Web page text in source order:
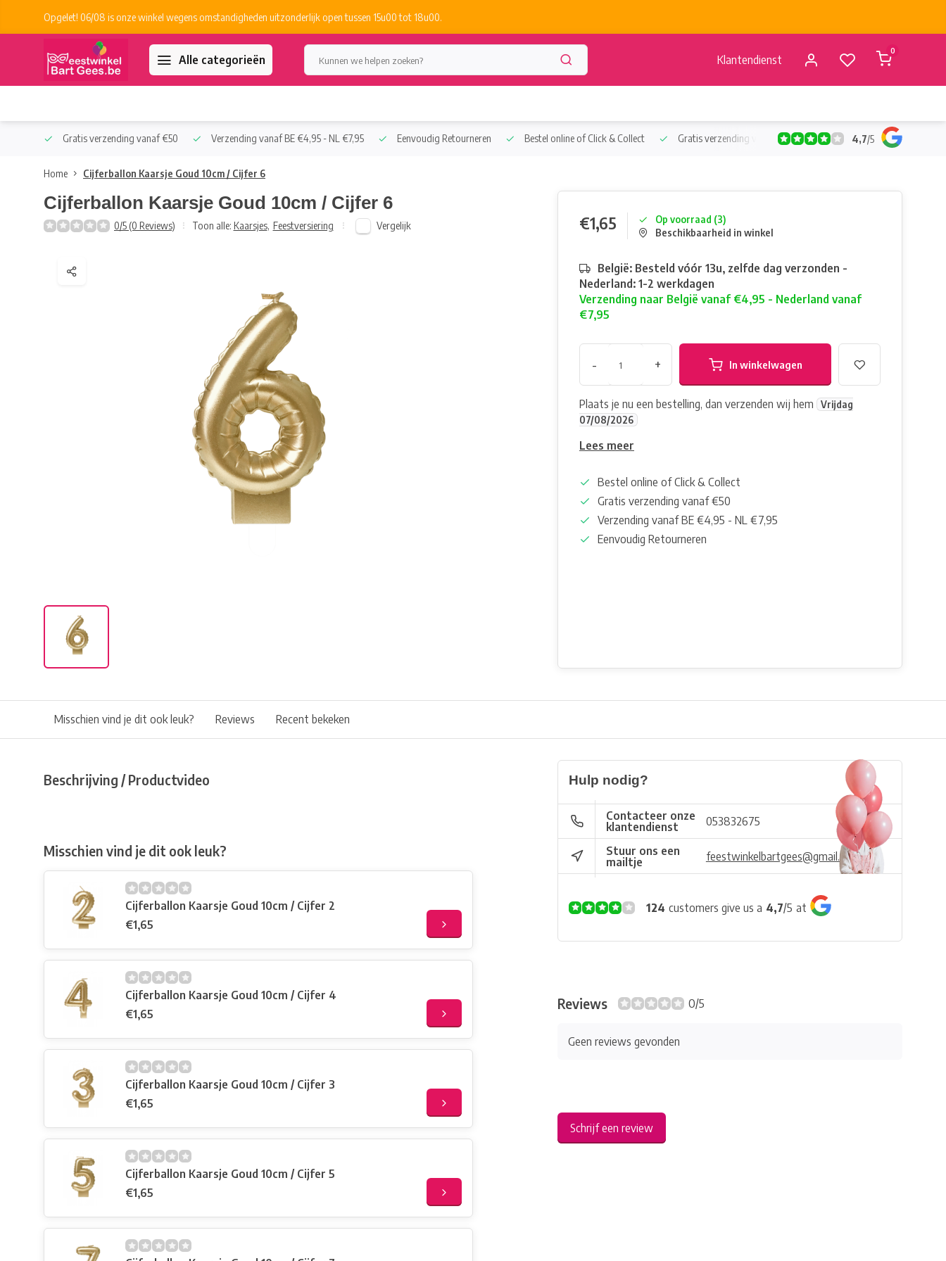
Opgelet! 06/08 is onze winkel wegens omstandigheden uitzonderlijk open tussen 15u00 tot 18u00.
Alle categorieën Klantendienst
0
Gratis verzending vanaf €50 Verzending vanaf BE €4,95 - NL €7,95 Eenvoudig Retourneren Bestel online of Click & Collect Gratis verzending vanaf €50 Verzending vanaf BE €4,95 -
4,7/5
Home Cijferballon Kaarsje Goud 10cm / Cijfer 6
Cijferballon Kaarsje Goud 10cm / Cijfer 6
0/5 (0 Reviews) Toon alle: Kaarsjes, Feestversiering Vergelijk €1,65
Op voorraad (3)
Beschikbaarheid in winkel
België: Besteld vóór 13u, zelfde dag verzonden -
Nederland: 1-2 werkdagen
Verzending naar België vanaf €4,95 - Nederland vanaf
€7,95
- + In winkelwagen
Plaats je nu een bestelling, dan verzenden wij hem
Vrijdag
07/08/2026
Lees meer
Bestel online of Click & Collect
Gratis verzending vanaf €50
Verzending vanaf BE €4,95 - NL €7,95
Eenvoudig Retourneren
Misschien vind je dit ook leuk? Reviews Recent bekeken
Beschrijving / Productvideo
Misschien vind je dit ook leuk?
Cijferballon Kaarsje Goud 10cm / Cijfer 2
€1,65
Cijferballon Kaarsje Goud 10cm / Cijfer 4
€1,65
Cijferballon Kaarsje Goud 10cm / Cijfer 3
€1,65
Cijferballon Kaarsje Goud 10cm / Cijfer 5
€1,65
Hulp nodig?
Contacteer onze
klantendienst
053832675
Stuur ons een
mailtje
feestwinkelbartgees@gmail.com
124 customers give us a 4,7/5 at
Reviews 0/5
Geen reviews gevonden
Schrijf een review